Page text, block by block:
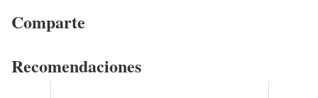
Comparte
Recomendaciones